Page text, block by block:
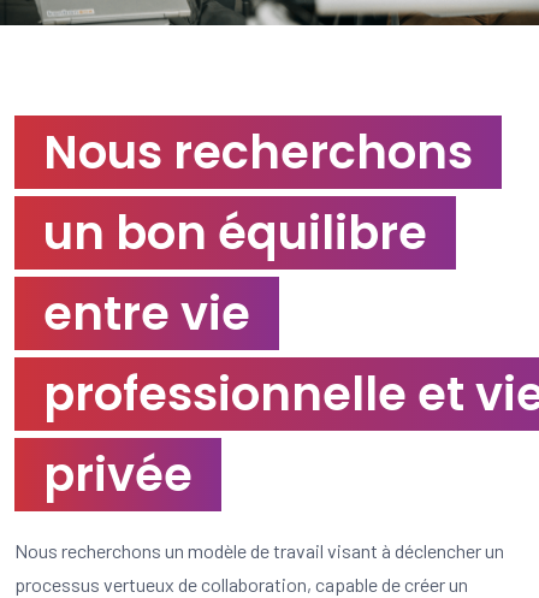
Nous recherchons
un bon équilibre
entre vie
professionnelle et
privée
Nous recherchons un modèle de travail visant à déclencher un
processus vertueux de collaboration, capable de créer un